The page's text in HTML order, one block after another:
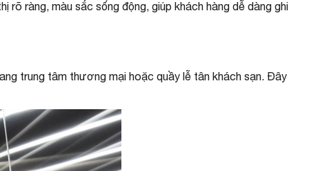
ràng, màu sắc sống động, giúp khách hàng dễ dàng ghi
trung tâm thương mại hoặc quầy lễ tân khách sạn. Đây